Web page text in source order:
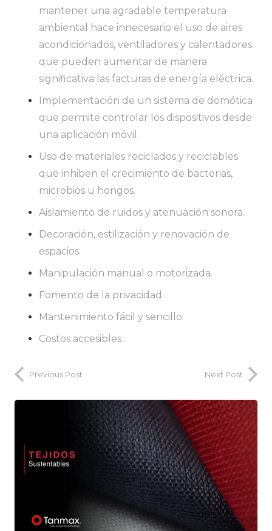
mantener una agradable temperatura
ambiental hace innecesario el uso de aires
acondicionados, ventiladores y calentadores
que pueden aumentar de manera
significativa las facturas de energía eléctrica.
Implementación de un sistema de domótica
que permite controlar los dispositivos desde
una aplicación móvil.
Uso de materiales reciclados y reciclables
que inhiben el crecimiento de bacterias,
microbios u hongos.
Aislamiento de ruidos y atenuación sonora.
Decoración, estilización y renovación de
espacios.
Manipulación manual o motorizada.
Fomento de la privacidad.
Mantenimiento fácil y sencillo.
Costos accesibles.
Previous Post Next Post